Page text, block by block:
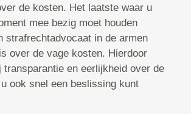
de kosten. Het laatste waar u
mee bezig moet houden
strafrechtadvocaat in de armen
over de vage kosten. Hierdoor
transparantie en eerlijkheid over de
ook snel een beslissing kunt